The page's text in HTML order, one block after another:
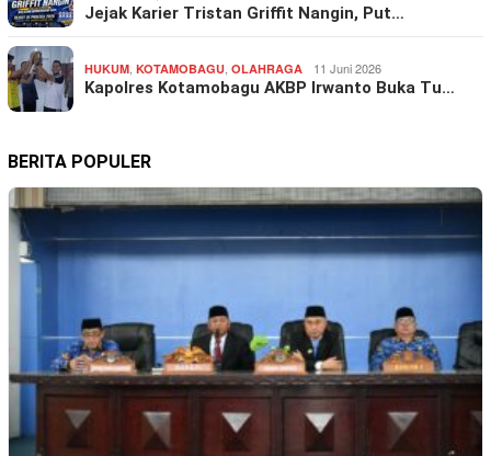
Jejak Karier Tristan Griffit Nangin, Put…
HUKUM KOTAMOBAGU OLAHRAGA 11 Juni 2026
Kapolres Kotamobagu AKBP Irwanto Buka Tu…
BERITA POPULER